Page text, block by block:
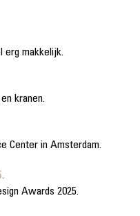
erg makkelijk.
kranen.
Center in Amsterdam.
Awards 2025.